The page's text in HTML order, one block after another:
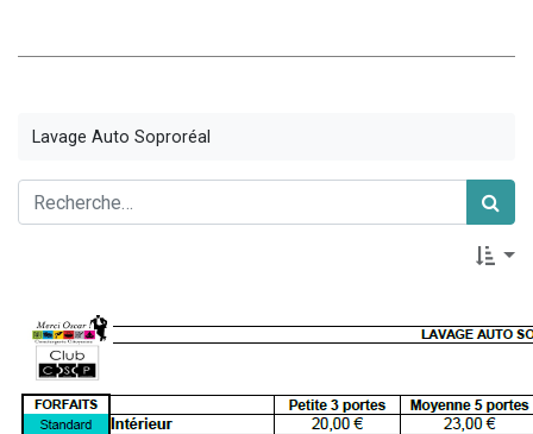
Lavage Auto Soproréal